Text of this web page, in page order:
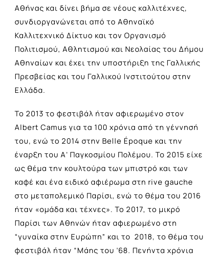
Αθήνας και δίνει βήμα σε νέους καλλιτέχνες,
συνδιοργανώνεται από το Αθηναϊκό
Καλλιτεχνικό Δίκτυο και τον Οργανισμό
Πολιτισμού, Αθλητισμού και Νεολαίας του Δήμου
Αθηναίων και έχει την υποστήριξη της Γαλλικής
Πρεσβείας και του Γαλλικού Ινστιτούτου στην
Ελλάδα.
Το 2013 το φεστιβάλ ήταν αφιερωμένο στον
Albert Camus για τα 100 χρόνια από τη γέννησή
του, ενώ το 2014 στην Βelle Époque και την
έναρξη του Α’ Παγκοσμίου Πολέμου. Το 2015 είχε
ως θέμα την κουλτούρα των μπιστρό και των
καφέ και ένα ειδικό αφιέρωμα στη rive gauche
στο μεταπολεμικό Παρίσι, ενώ το θέμα του 2016
ήταν «ομάδα και τέχνες». Το 2017, το μικρό
Παρίσι των Αθηνών ήταν αφιερωμένο στη
“γυναίκα στην Ευρώπη” και το 2018, το θέμα του
φεστιβάλ ήταν “Μάης του ’68. Πενήντα χρόνια